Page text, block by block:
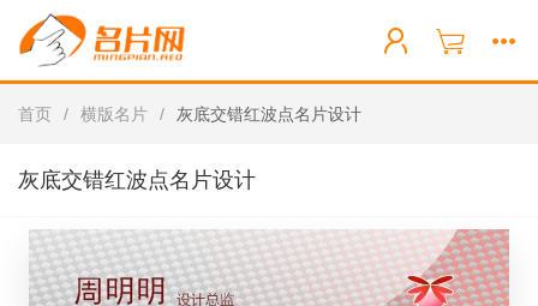
首页 / 横版名片 / 灰底交错红波点名片设计
灰底交错红波点名片设计